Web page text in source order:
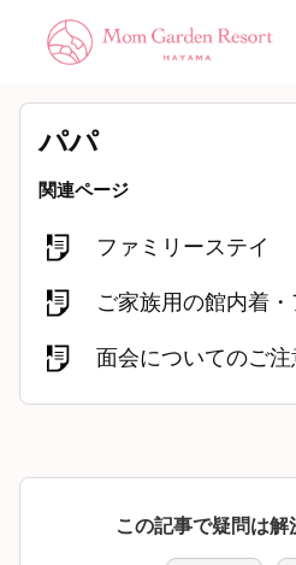
パパ
この記事で疑問は解
関連ページ
ファミリーステイ
ご家族用の館内着・
面会についてのご注